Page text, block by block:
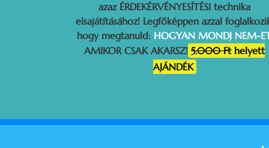
azaz ÉRDEKÉRVÉNYESÍTÉSI technika
elsajátításához! Legfőképpen azzal
hogy megtanuld: HOGYAN MONDJ NEM-
AMIKOR CSAK AKARSZ! 5.000 Fthelyett
AJÁNDÉK